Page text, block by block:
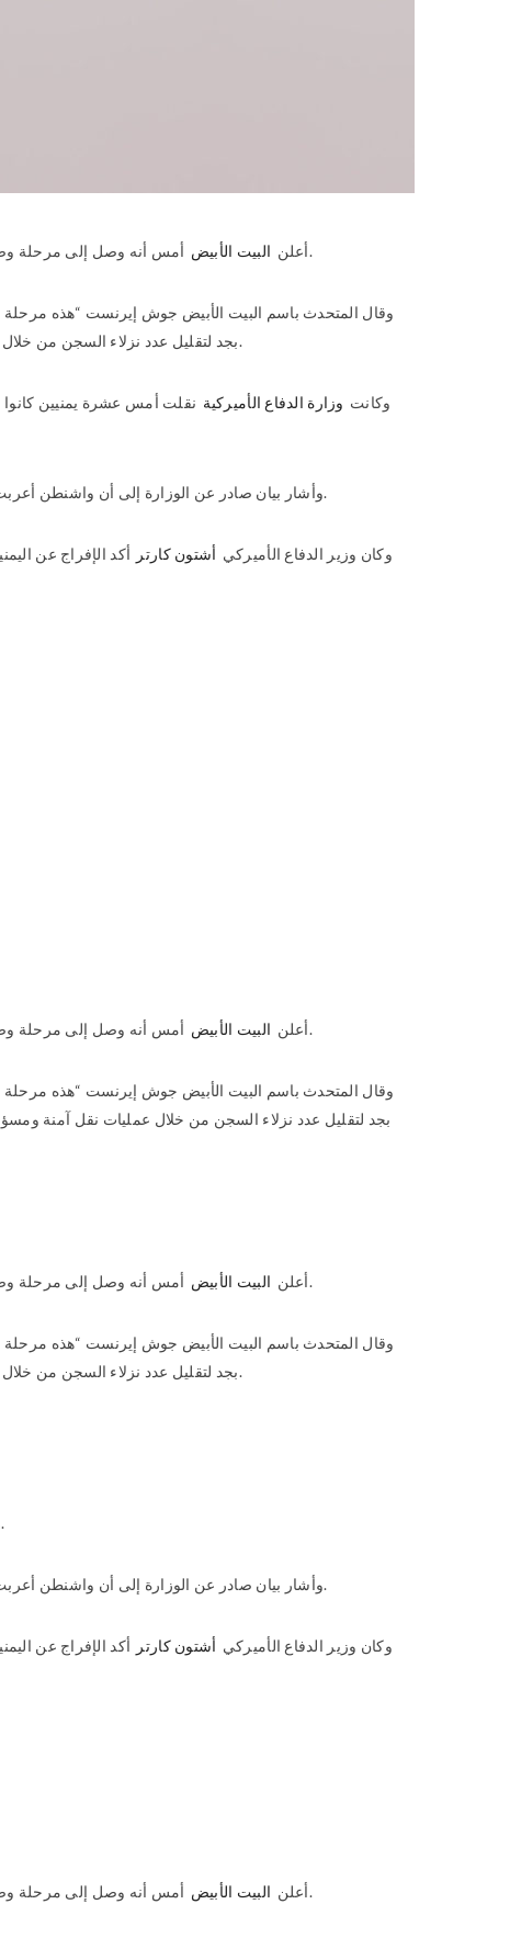
أعلن البيت الأبيض أمس أنه وصل إلى مرحلة وصفها منصبه.
وقال المتحدث باسم البيت الأبيض جوش إيرنست “هذه مرحلة
بجد لتقليل عدد نزلاء السجن من خلال عمليات نقل آمنة ومسؤولة للمساجين من أجل إغلاقه”، مشيرا إلى أن الإدارة ستقدم خطة للكونغرس وللشعب من أجل إغلاق هذا السجن.
وكانت وزارة الدفاع الأميركية نقلت أمس عشرة يمنيين كانوا
وأشار بيان صادر عن الوزارة إلى أن واشنطن ، وأن السلطنة تريد المساعدة في تسوية قضية المحتجزين في المعتقل مراعاة لظروفهم الإنسانية.
وكان وزير الدفاع الأميركي أشتون كارتر أكد الإفراج عن
أعلن البيت الأبيض أمس أنه وصل إلى مرحلة وصفها منصبه.
وقال المتحدث باسم البيت الأبيض جوش إيرنست “هذه مرحلة
بجد لتقليل عدد نزلاء السجن من خلال عمليات نقل آمنة ومسؤولة
أعلن البيت الأبيض أمس أنه وصل إلى مرحلة وصفها منصبه.
وقال المتحدث باسم البيت الأبيض جوش إيرنست “هذه مرحلة
بجد لتقليل عدد نزلاء السجن من خلال عمليات نقل آمنة ومسؤولة للمساجين من أجل إغلاقه”، مشيرا إلى أن الإدارة ستقدم خطة للكونغرس وللشعب من أجل إغلاق هذا السجن.
ووصلوا مساء، حسبما أعلنت وزارة الخارجية العمانية، التي قالت إن اليمنيين العشرة سيبقون في عمان مدة مؤقتة استجابة لطلب أميركي.
وأشار بيان صادر عن الوزارة إلى أن واشنطن ، وأن السلطنة تريد المساعدة في تسوية قضية المحتجزين في المعتقل مراعاة لظروفهم الإنسانية.
وكان وزير الدفاع الأميركي أشتون كارتر أكد الإفراج عن
أعلن البيت الأبيض أمس أنه وصل إلى مرحلة وصفها منصبه.